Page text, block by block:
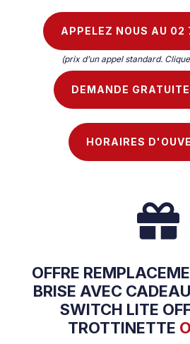
APPELEZ NOUS AU
(prix d’un appel standard.
DEMANDE
HORAIRES
OFFRE
BRISE AVEC
SWITCH LITE
TROTTINETTE